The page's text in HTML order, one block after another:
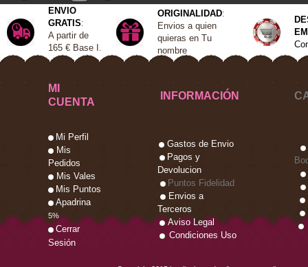
ENVIO
GRATIS:
Apartir de
165 € Base I
ORIGINALIDAD:
Envios a quien
quieras en Tu
nombre
MI
CUENTA
INFORMACIÓN
Mi Perfil
Mis
Pedidos
Mis Vales
Mis Puntos
Apadrina
5%
Cerrar
Sesión
Gastos de Envio
Pagos y
Devolucion
Puntos Fidelidad
Envios a
Terceros
Aviso Legal
Condiciones Uso